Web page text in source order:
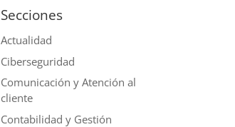
Secciones
Actualidad
Ciberseguridad
Comunicación y Atención al
cliente
Contabilidad y Gestión